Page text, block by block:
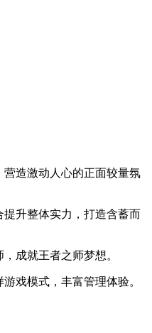
造激动人心的正面较量氛
升整体实力，打造含蓄而
成就王者之师梦想。
戏模式，丰富管理体验。